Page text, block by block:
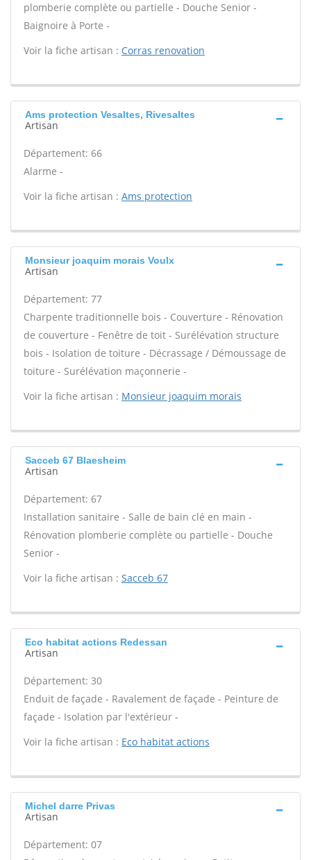
plomberie complète ou partielle - Douche Senior -
Baignoire à Porte -
Voir la fiche artisan : Corras renovation
Ams protection Vesaltes, Rivesaltes
Artisan
Département: 66
Alarme -
Voir la fiche artisan : Ams protection
Monsieur joaquim morais Voulx
Artisan
Département: 77
Charpente traditionnelle bois - Couverture - Rénovation
de couverture - Fenêtre de toit - Surélévation structure
bois - Isolation de toiture - Décrassage / Démoussage de
toiture - Surélévation maçonnerie -
Voir la fiche artisan : Monsieur joaquim morais
Sacceb 67 Blaesheim
Artisan
Département: 67
Installation sanitaire - Salle de bain clé en main -
Rénovation plomberie complète ou partielle - Douche
Senior -
Voir la fiche artisan : Sacceb 67
Eco habitat actions Redessan
Artisan
Département: 30
Enduit de façade - Ravalement de façade - Peinture de
façade - Isolation par l'extérieur -
Voir la fiche artisan : Eco habitat actions
Michel darre Privas
Artisan
Département: 07